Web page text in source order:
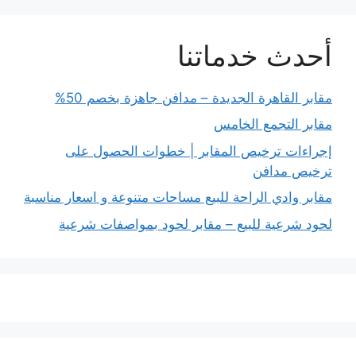
أحدث خدماتنا
مقابر القاهرة الجديدة – مدافن جاهزة بخصم 50%
مقابر التجمع الخامس
إجراءات ترخيص المقابر | خطوات الحصول على
ترخيص مدافن
مقابر وادي الراحة للبيع مساحات متنوعة و اسعار مناسبة
لحود شرعية للبيع – مقابر لحود بمواصفات شرعية